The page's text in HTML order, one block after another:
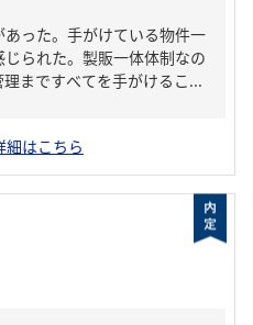
った。手がけている物件一
られた。製販一体体制なの
まですべてを手がけるこ...
細はこちら